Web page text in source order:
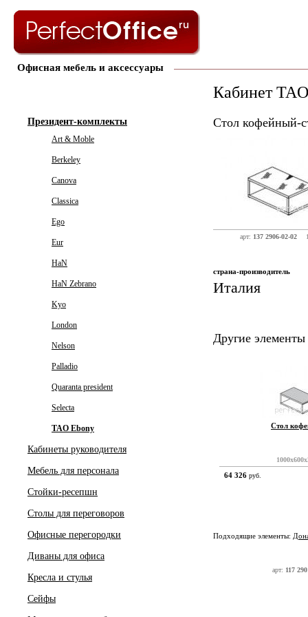
Офисная мебель и аксессуары
Президент-комплекты
Art & Moble
Berkeley
Canova
Classica
Ego
Eur
HaN
HaN Zebrano
Kyo
London
Nelson
Palladio
Quaranta president
Selecta
TAO Ebony
Кабинеты руководителя
Мебель для персонала
Стойки-ресепшн
Столы для переговоров
Офисные перегородки
Диваны для офиса
Кресла и стулья
Сейфы
Кабинет
Стол кофейный-
арт: 137 2906-02-02
страна-производитель
Италия
Другие
Стол
арт: 117
64 326 руб.
Подходящие элементы: